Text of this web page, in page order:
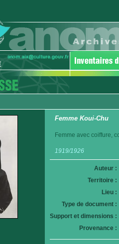
Femme Koui-Chu
Femme avec coiffure,
1919/1926
Auteur :
Territoire :
Lieu :
Type de document :
Support et dimensions :
Provenance :